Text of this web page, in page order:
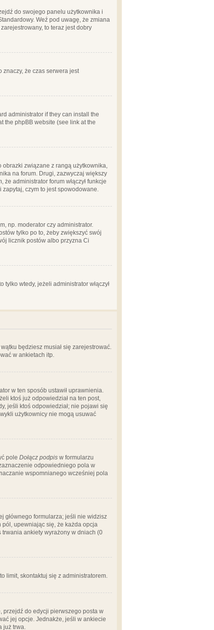
do swojego panelu użytkownika i
Weź pod uwagę, że zmiana
to teraz jest dobry
znaczy, że czas serwera jest
administrator if they can install the
the phpBB website (see link at the
obrazki związane z rangą użytkownika,
na forum. Drugi, zazwyczaj większy
administrator forum włączył funkcje
czym to jest spowodowane.
np. moderator czy administrator.
tylko po to, żeby zwiększyć swój
licznik postów albo przyzna Ci
wtedy, jeżeli administrator włączył
będziesz musiał się zarejestrować.
w ankietach itp.
w ten sposób ustawił uprawnienia.
ktoś już odpowiedział na ten post,
jeśli ktoś odpowiedział; nie pojawi się
użytkownicy nie mogą usuwać
pole Dołącz podpis w formularzu
odpowiedniego pola w
wspomnianego wcześniej pola
głównego formularza; jeśli nie widzisz
pól, upewniając się, że każda opcja
ankiety wyrażony w dniach (0
limit, skontaktuj się z administratorem.
przejdź do edycji pierwszego posta w
jej opcje. Jednakże, jeśli w ankiecie
już trwa.